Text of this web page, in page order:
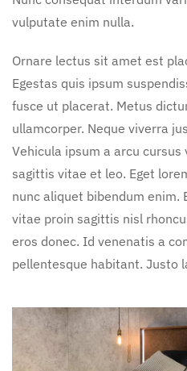
vulputate enim nulla.
Ornare lectus sit amet est
Egestas quis ipsum
fusce ut placerat. Metus
ullamcorper. Neque viverra
Vehicula ipsum a arcu
sagittis vitae et leo. Eget
nunc aliquet bibendum enim.
vitae proin sagittis nisl
eros donec. Id venenatis a
pellentesque habitant. Justo